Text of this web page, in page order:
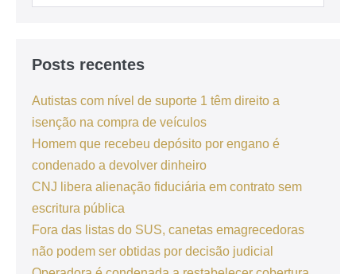
Posts recentes
Autistas com nível de suporte 1 têm direito a
isenção na compra de veículos
Homem que recebeu depósito por engano é
condenado a devolver dinheiro
CNJ libera alienação fiduciária em contrato sem
escritura pública
Fora das listas do SUS, canetas emagrecedoras
não podem ser obtidas por decisão judicial